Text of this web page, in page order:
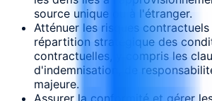
source unique ou à l'étranger.
Atténuer les risques contractuels
répartition stratégique des
contractuelles, y compris les
d'indemnisation, de
majeure.